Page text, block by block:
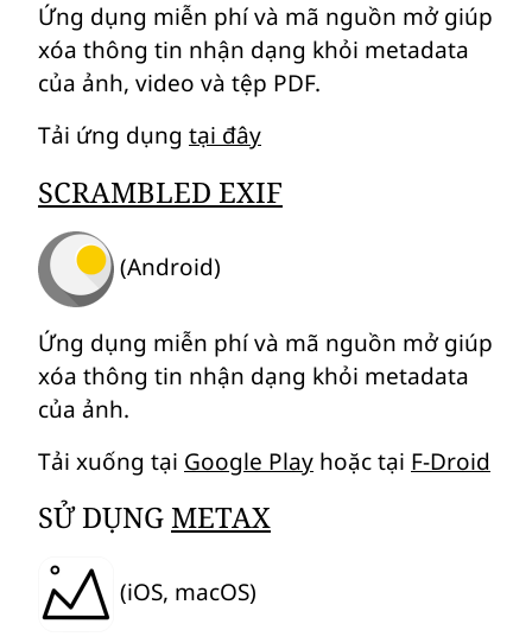
Ứng dụng miễn phí và mã nguồn mở giúp
xóa thông tin nhận dạng khỏi metadata
của ảnh, video và tệp PDF.
Tải ứng dụng tại đây
SCRAMBLED EXIF
(Android)
Ứng dụng miễn phí và mã nguồn mở giúp
xóa thông tin nhận dạng khỏi metadata
của ảnh.
Tải xuống tại Google Play hoặc tại F-Droid
SỬ DỤNGMETAX
(iOS, macOS)